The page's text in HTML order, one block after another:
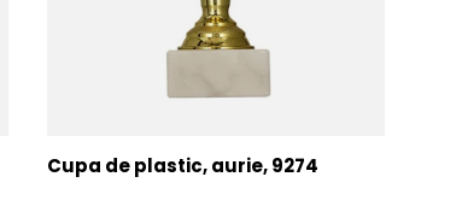
Cupa de plastic, aurie, 9274